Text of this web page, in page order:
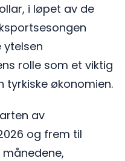
i løpet av de
ytelsen
rolle som et viktig
tyrkiske økonomien.
av
og frem til